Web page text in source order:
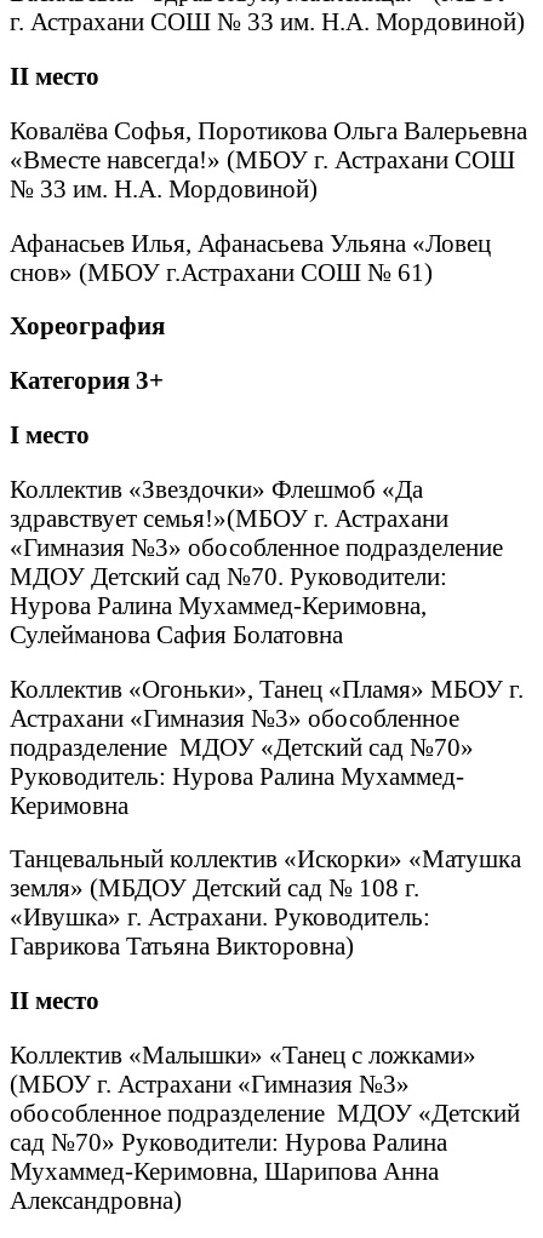
г. Астрахани СОШ № 33 им. Н.А. Мордовиной)
II место
Ковалёва Софья, Поротикова Ольга Валерьевна
«Вместе навсегда!» (МБОУ г. Астрахани СОШ
№ 33 им. Н.А. Мордовиной)
Афанасьев Илья, Афанасьева Ульяна «Ловец
снов» (МБОУ г.Астрахани СОШ № 61)
Хореография
Категория 3+
I место
Коллектив «Звездочки» Флешмоб «Да
здравствует семья!»(МБОУ г. Астрахани
«Гимназия №3» обособленное подразделение
МДОУ Детский сад №70. Руководители:
Нурова Ралина Мухаммед-Керимовна,
Сулейманова Сафия Болатовна
Коллектив «Огоньки», Танец «Пламя» МБОУ г.
Астрахани «Гимназия №3» обособленное
подразделение МДОУ «Детский сад №70»
Руководитель: Нурова Ралина Мухаммед-
Керимовна
Танцевальный коллектив «Искорки» «Матушка
земля» (МБДОУ Детский сад № 108 г.
«Ивушка» г. Астрахани. Руководитель:
Гаврикова Татьяна Викторовна)
II место
Коллектив «Малышки» «Танец с ложками»
(МБОУ г. Астрахани «Гимназия №3»
обособленное подразделение МДОУ «Детский
сад №70» Руководители: Нурова Ралина
Мухаммед-Керимовна, Шарипова Анна
Александровна)